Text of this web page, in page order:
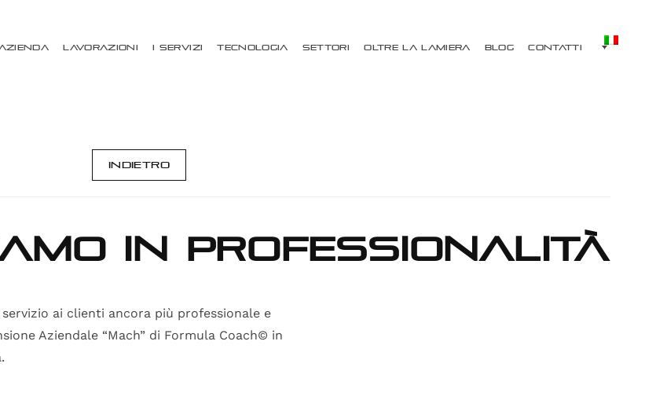
Lavorazioni I Servizi Tecnologia Settori Oltre la lamiera Blog Contatti
Indietro
in professionalità
ai clienti ancora più professionale e
Aziendale “Mach” di Formula Coach© in